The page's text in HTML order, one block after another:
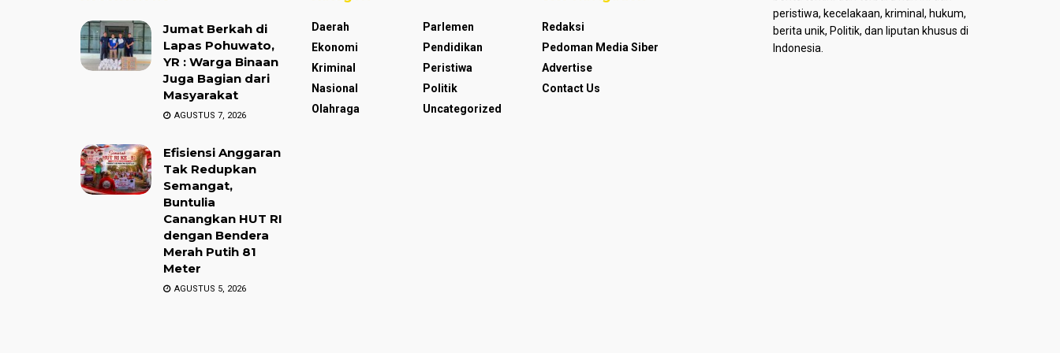
Jumat Berkah di
Lapas Pohuwato,
YR : Warga Binaan
Juga Bagian dari
Masyarakat
AGUSTUS 7, 2026
Efisiensi Anggaran
Tak Redupkan
Semangat,
Buntulia
Canangkan HUT RI
dengan Bendera
Merah Putih 81
Meter
AGUSTUS 5, 2026
Daerah
Ekonomi
Kriminal
Nasional
Olahraga
Parlemen
Pendidikan
Peristiwa
Politik
Uncategorized
Redaksi
Pedoman Media Siber
Advertise
Contact Us
peristiwa, kecelakaan, kriminal, hukum,
berita unik, Politik, dan liputan khusus di
Indonesia.